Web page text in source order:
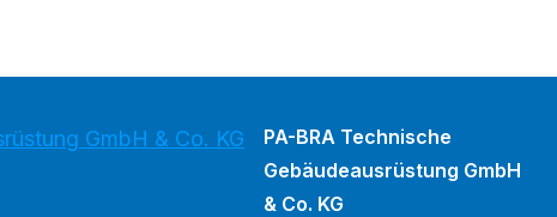
GmbH & Co. KG
PA-BRA Technische
Gebäudeausrüstung GmbH
& Co. KG